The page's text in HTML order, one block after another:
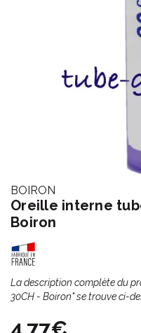
BOIRON
Oreille interne
Boiron
La description complète du
30CH - Boiron" se trouve ci-